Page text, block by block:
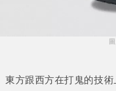
東方跟西方在打鬼的技